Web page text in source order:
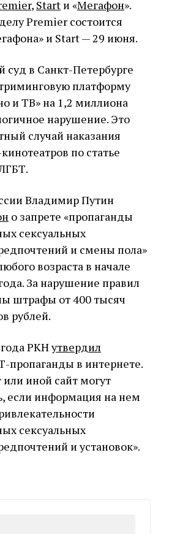
, Startи «Мегафон».
Premier состоится
и Start — 29 июня.
суд в Санкт-Петербурге
платформу
и ТВ» на 1,2 миллиона
нарушение. Это
случай наказания
по статье
Владимир Путин
о запрете «пропаганды
сексуальных
и смены пола»
возраста в начале
За нарушение правил
штрафы от 400 тысяч
рублей.
года РКНутвердил
пропаганды в интернете.
иной сайт могут
если информация на нем
сексуальных
и установок».